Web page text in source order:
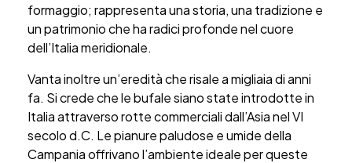
formaggio; rappresenta una storia, una tradizione e
un patrimonio che ha radici profonde nel cuore
dell’Italia meridionale.
Vanta inoltre un’eredità che risale a migliaia di anni
fa. Si crede che le bufale siano state introdotte in
Italia attraverso rotte commerciali dall’Asia nel VI
secolo d.C. Le pianure paludose e umide della
Campania offrivano l’ambiente ideale per queste